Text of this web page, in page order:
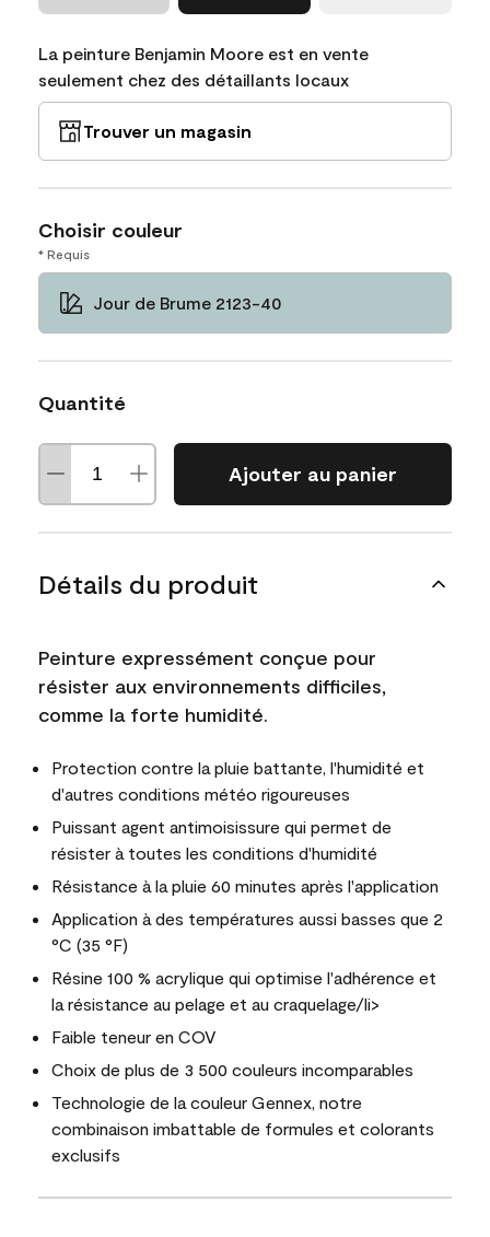
La peinture Benjamin Moore est en vente
seulement chez des détaillants locaux
Trouver un magasin
Choisir couleur
* Requis
Jour de Brume 2123-40
Quantité
Ajouter au panier
Détails du produit
Peinture expressément conçue pour
résister aux environnements difficiles,
comme la forte humidité.
Protection contre la pluie battante, l'humidité et
d'autres conditions météo rigoureuses
Puissant agent antimoisissure qui permet de
résister à toutes les conditions d'humidité
Résistance à la pluie 60 minutes après l'application
Application à des températures aussi basses que 2
°C (35 °F)
Résine 100 % acrylique qui optimise l'adhérence et
la résistance au pelage et au craquelage/li>
Faible teneur en COV
Choix de plus de 3 500 couleurs incomparables
Technologie de la couleur Gennex, notre
combinaison imbattable de formules et colorants
exclusifs